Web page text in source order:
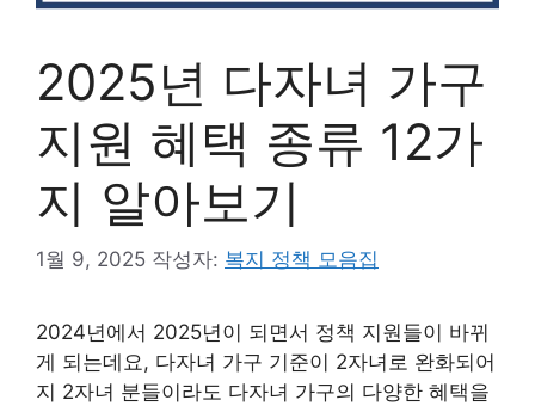
2025년 다자녀 가구
지원 혜택 종류 12가
지 알아보기
1월 9, 2025 작성자: 복지 정책 모음집
2024년에서 2025년이 되면서 정책 지원들이 바뀌
게 되는데요, 다자녀 가구 기준이 2자녀로 완화되어
지 2자녀 분들이라도 다자녀 가구의 다양한 혜택을